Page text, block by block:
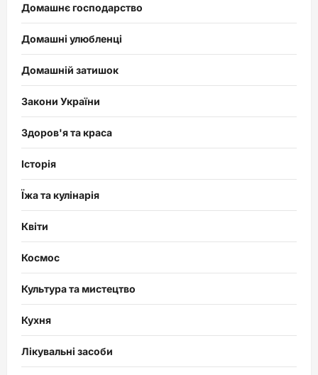
Домашнє господарство
Домашні улюбленці
Домашній затишок
Закони України
Здоров'я та краса
Історія
Їжа та кулінарія
Квіти
Космос
Культура та мистецтво
Кухня
Лікувальні засоби